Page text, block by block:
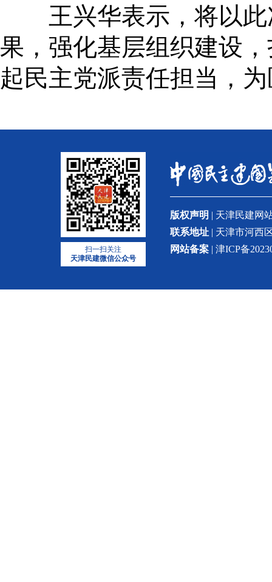
王兴华表示，将以此
果，强化基层组织建设
起民主党派责任担当，
扫一扫关注
天津民建微信公众号
版权声明 | 天津民建网
联系地址 | 天津市河西
网站备案 | 津ICP备